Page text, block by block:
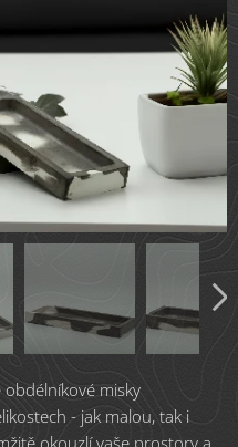
misky
- jak malou, tak i